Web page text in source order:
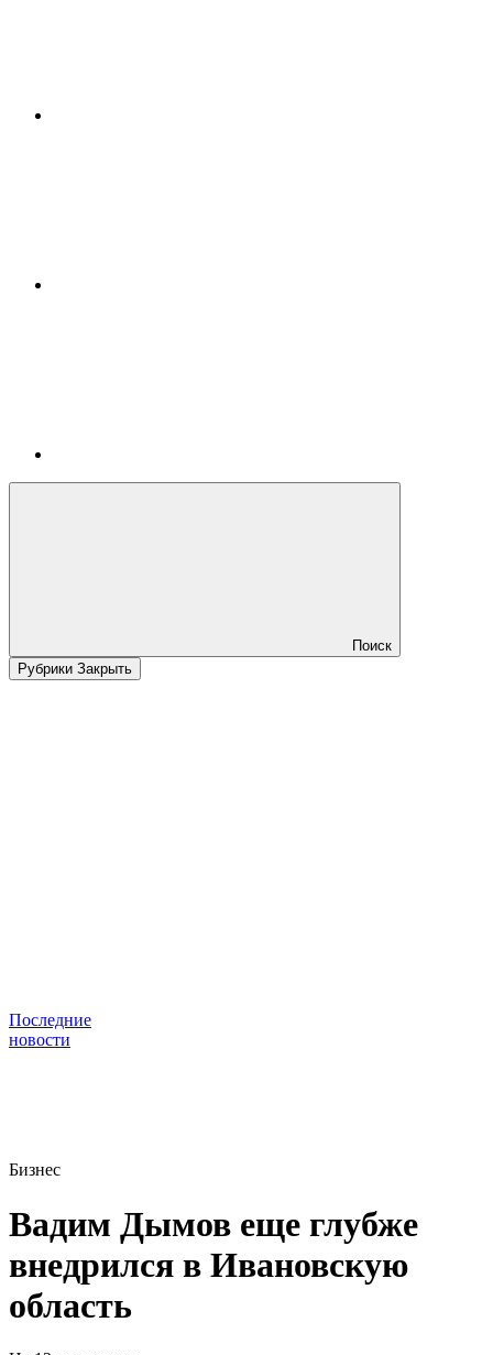
Поиск
Рубрики Закрыть
Последние
новости
Бизнес
Вадим Дымов еще глубже
внедрился в Ивановскую
область